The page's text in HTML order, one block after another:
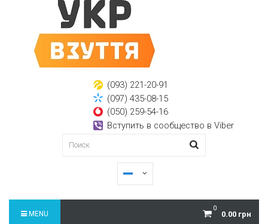
(093) 221-20-91
(097) 435-08-15
(050) 259-54-16
Вступить в сообщество в Viber
0
0.00 грн
MENU